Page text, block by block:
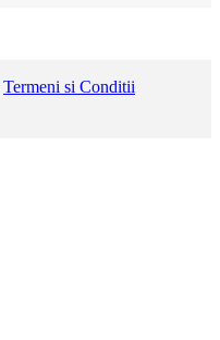
Termeni si Conditii